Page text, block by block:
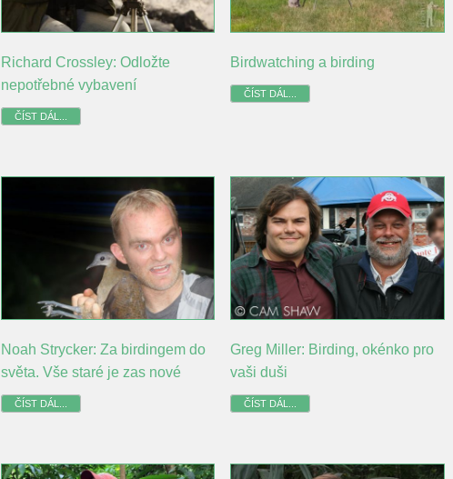
Richard Crossley: Odložte
nepotřebné vybavení
ČÍST DÁL...
Birdwatching a birding
ČÍST DÁL...
Noah Strycker: Za birdingem do
světa. Vše staré je zas nové
ČÍST DÁL...
Greg Miller: Birding, okénko pro
vaši duši
ČÍST DÁL...